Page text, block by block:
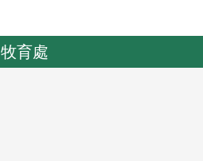
i
o
牧育處